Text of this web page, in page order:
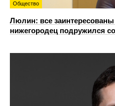
Общество
Люлин: все
нижегородец подружился